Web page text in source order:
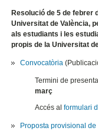
Resolució de 5 de febrer
Universitat de València,
als estudiants i les
propis de la Universitat
Convocatòria
Termini de
març
Accés alformulari
Proposta provisional